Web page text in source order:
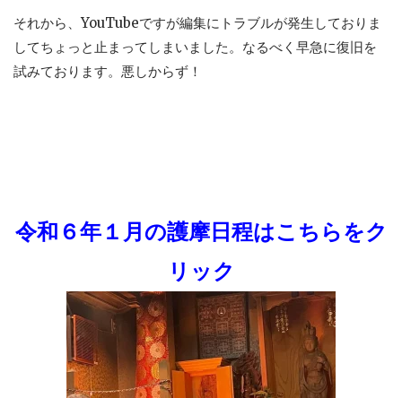
それから、YouTubeですが編集にトラブルが発生しておりま
してちょっと止まってしまいました。なるべく早急に復旧を
試みております。悪しからず！
令和６年１月の護摩日程はこちらをク
リック